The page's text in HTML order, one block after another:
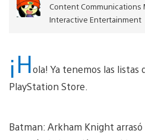
Content Communications
Interactive Entertainment
¡Hola! Ya tenemos las listas
PlayStation Store.
Batman: Arkham Knight